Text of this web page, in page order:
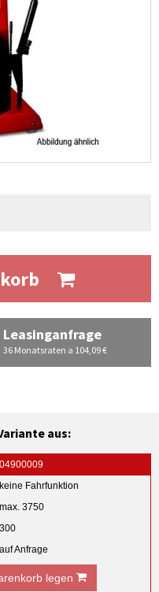
Leasinganfrage
36 Monatsraten a 104,09 €
aus:
04900009
keine Fahrfunktion
max. 3750
300
auf Anfrage
legen